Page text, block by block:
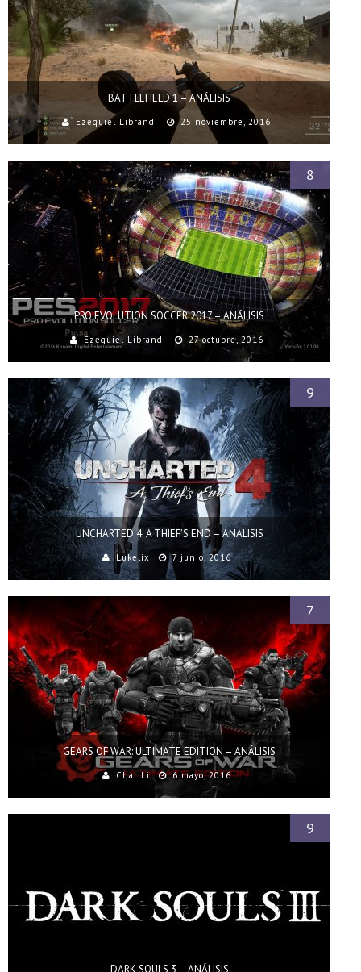
BATTLEFIELD 1 – ANÁLISIS
Ezequiel Librandi 25 noviembre, 2016
PRO EVOLUTION SOCCER 2017 – ANÁLISIS
Ezequiel Librandi 27 octubre, 2016
8
UNCHARTED 4: A THIEF’S END – ANÁLISIS
Lukelix 7 junio, 2016
9
GEARS OF WAR: ULTIMATE EDITION – ANÁLISIS
Char Li 6 mayo, 2016
7
9